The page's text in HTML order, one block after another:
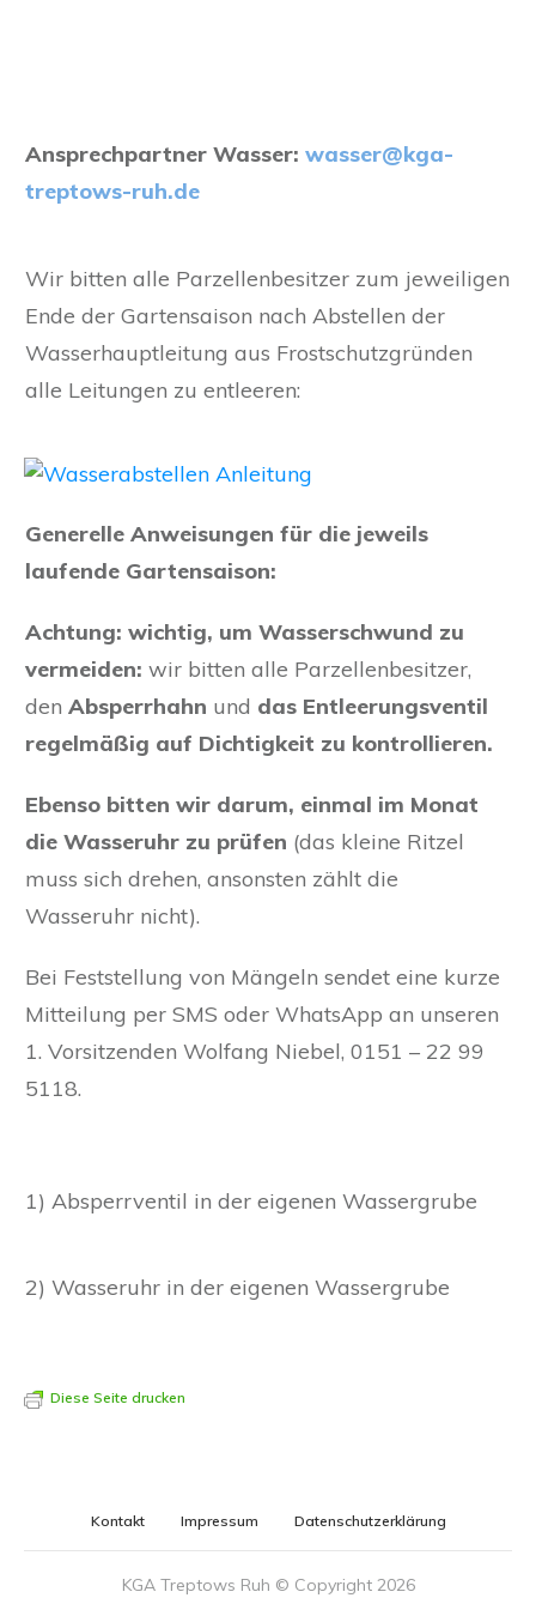
Ansprechpartner Wasser: wasser@kga-
treptows-ruh.de
Wir bitten alle Parzellenbesitzer zum jeweiligen
Ende der Gartensaison nach Abstellen der
Wasserhauptleitung aus Frostschutzgründen
alle Leitungen zu entleeren:
Generelle Anweisungen für die jeweils
laufende Gartensaison:
Achtung: wichtig, um Wasserschwund zu
vermeiden: wir bitten alle Parzellenbesitzer,
den Absperrhahn und das Entleerungsventil
regelmäßig auf Dichtigkeit zu kontrollieren.
Ebenso bitten wir darum, einmal im Monat
die Wasseruhr zu prüfen (das kleine Ritzel
muss sich drehen, ansonsten zählt die
Wasseruhr nicht).
Bei Feststellung von Mängeln sendet eine kurze
Mitteilung per SMS oder WhatsApp an unseren
1. Vorsitzenden Wolfang Niebel, 0151 – 22 99
5118.
1) Absperrventil in der eigenen Wassergrube
2) Wasseruhr in der eigenen Wassergrube
Diese Seite drucken
Kontakt Impressum Datenschutzerklärung
KGA Treptows Ruh © Copyright 2026